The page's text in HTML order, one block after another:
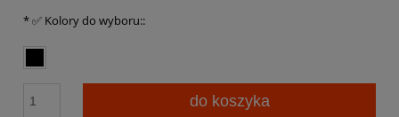
*✅ Kolory do wyboru::
do koszyka